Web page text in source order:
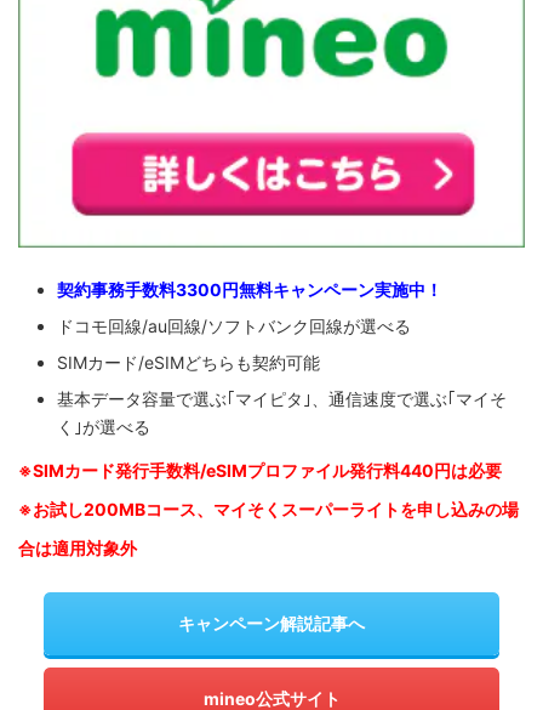
契約事務手数料3300円無料キャンペーン実施中！
ドコモ回線/au回線/ソフトバンク回線が選べる
SIMカード/eSIMどちらも契約可能
基本データ容量で選ぶ｢マイピタ｣、通信速度で選ぶ｢マイそ
く｣が選べる
※SIMカード発行手数料/eSIMプロファイル発行料440円は必要
※お試し200MBコース、マイそくスーパーライトを申し込みの場
合は適用対象外
キャンペーン解説記事へ
mineo公式サイト